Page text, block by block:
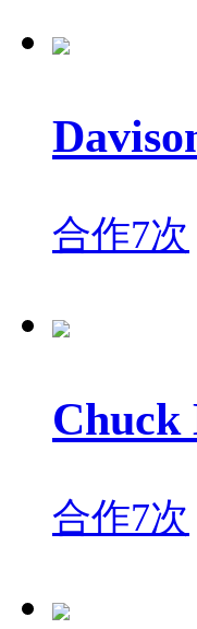
合作7次
Chuck
合作7次